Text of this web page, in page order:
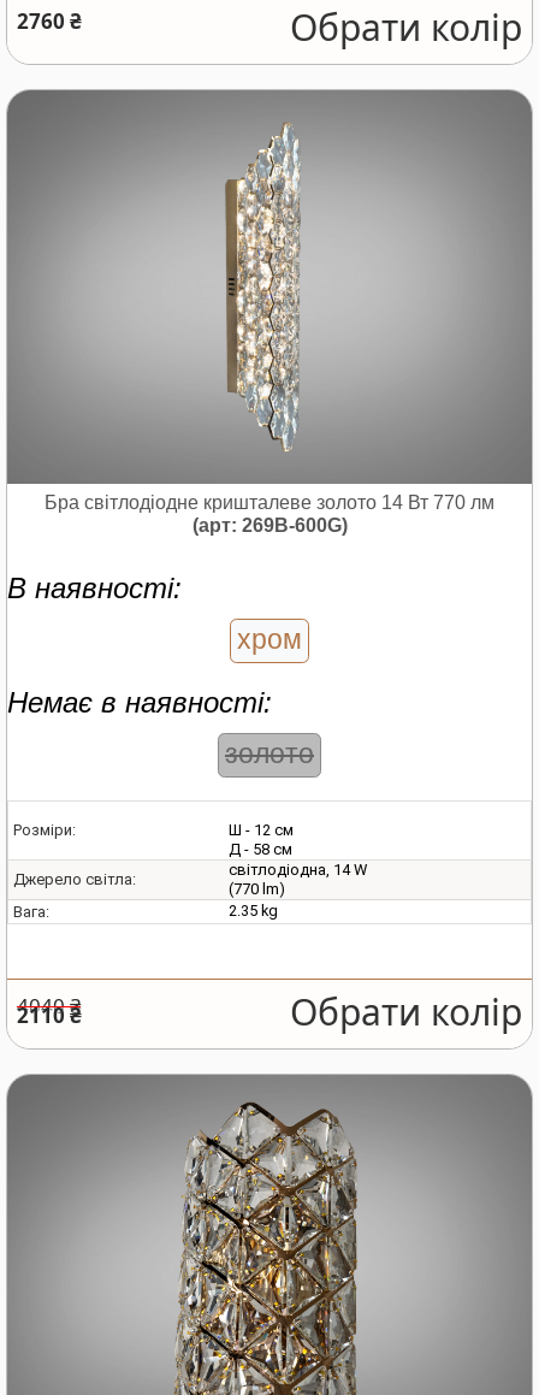
2760 ₴ Обрати колір
Бра світлодіодне кришталеве золото 14 Вт 770 лм
(арт: 269B-600G)
В наявності:
хром
Немає в наявності:
золото
Розміри:
Ш - 12 см
Д - 58 см
Джерело світла:
світлодіодна, 14 W
(770 lm)
Вага:
2.35 kg
4040 ₴
2110 ₴ Обрати колір